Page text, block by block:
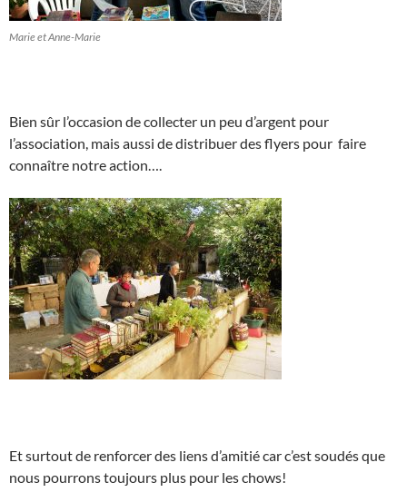
Marie et Anne-Marie
Bien sûr l’occasion de collecter un peu d’argent pour
l’association, mais aussi de distribuer des flyers pour faire
connaître notre action….
Et surtout de renforcer des liens d’amitié car c’est soudés que
nous pourrons toujours plus pour les chows!